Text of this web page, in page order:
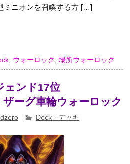
ミニオンを召喚する方 […]
ウォーロック ,場所ウォーロック
ェンド17位
ーグ車輪ウォーロック
Deck - デッキ